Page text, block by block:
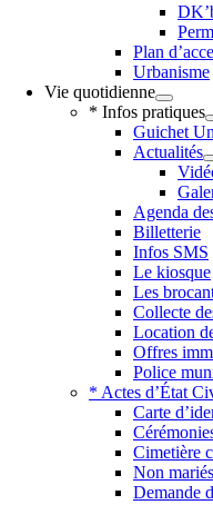
Plan
Urbanisme
Vie quotidienne
* Infos pratiques
Guichet
Actualités
Agenda
Billetterie
Infos SMS
Le kiosque
Les
Collecte
Location
Offres
Police
* Actes d’État
Carte
Cimetière
Non
Demande